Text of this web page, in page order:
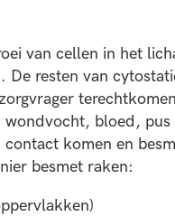
van cellen in het
resten van
bloed,
komen en
besmet raken: